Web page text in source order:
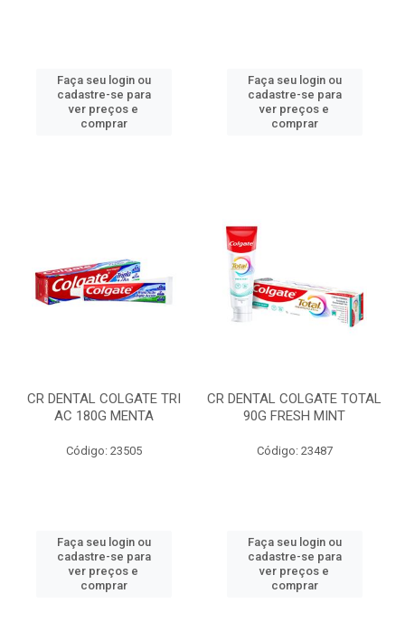
Faça seu login ou
cadastre-se para
ver preços e
comprar
Faça seu login ou
cadastre-se para
ver preços e
comprar
CR DENTAL COLGATE TRI
AC 180G MENTA
Código: 23505
Faça seu login ou
cadastre-se para
ver preços e
comprar
CR DENTAL COLGATE TOTAL
90G FRESH MINT
Código: 23487
Faça seu login ou
cadastre-se para
ver preços e
comprar